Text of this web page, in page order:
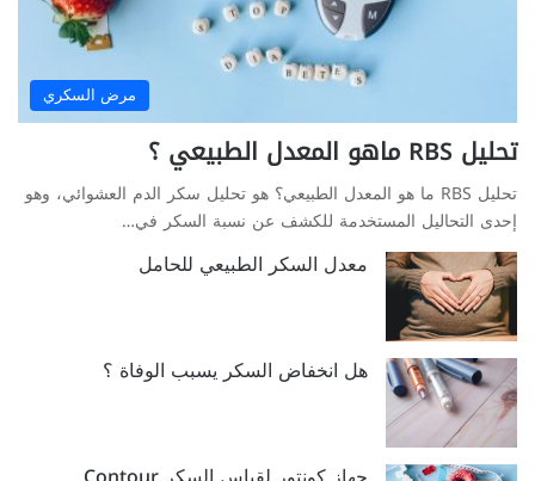
مرض السكري
تحليل RBS ماهو المعدل الطبيعي ؟
تحليل RBS ما هو المعدل الطبيعي؟ هو تحليل سكر الدم العشوائي، وهو
إحدى التحاليل المستخدمة للكشف عن نسبة السكر في…
معدل السكر الطبيعي للحامل
هل انخفاض السكر يسبب الوفاة ؟